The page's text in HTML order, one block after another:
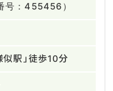
号：455456）
似駅」徒歩10分